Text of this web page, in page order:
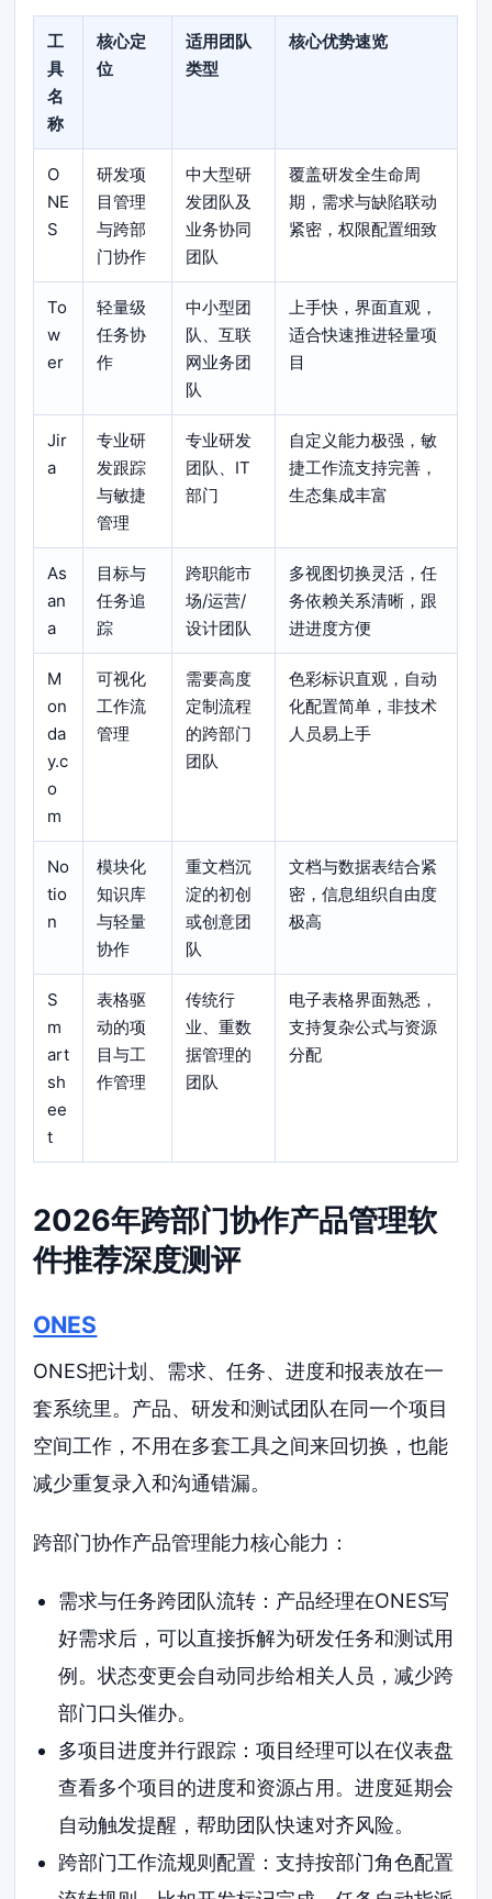
工
具
名
称
核心定
位
适用团队
类型
核心优势速览
O
NE
S
研发项
目管理
与跨部
门协作
中大型研
发团队及
业务协同
团队
覆盖研发全生命周
期，需求与缺陷联动
紧密，权限配置细致
To
w
er
轻量级
任务协
作
中小型团
队、互联
网业务团
队
上手快，界面直观，
适合快速推进轻量项
目
Jir
a
专业研
发跟踪
与敏捷
管理
专业研发
团队、IT
部门
自定义能力极强，敏
捷工作流支持完善，
生态集成丰富
As
an
a
目标与
任务追
踪
跨职能市
场/运营/
设计团队
多视图切换灵活，任
务依赖关系清晰，跟
进进度方便
M
on
da
y.c
o
m
可视化
工作流
管理
需要高度
定制流程
的跨部门
团队
色彩标识直观，自动
化配置简单，非技术
人员易上手
No
tio
n
模块化
知识库
与轻量
协作
重文档沉
淀的初创
或创意团
队
文档与数据表结合紧
密，信息组织自由度
极高
S
m
art
sh
ee
t
表格驱
动的项
目与工
作管理
传统行
业、重数
据管理的
团队
电子表格界面熟悉，
支持复杂公式与资源
分配
2026年跨部门协作产品管理软
件推荐深度测评
ONES
ONES把计划、需求、任务、进度和报表放在一
套系统里。产品、研发和测试团队在同一个项目
空间工作，不用在多套工具之间来回切换，也能
减少重复录入和沟通错漏。
跨部门协作产品管理能力核心能力：
需求与任务跨团队流转：产品经理在ONES写
好需求后，可以直接拆解为研发任务和测试用
例。状态变更会自动同步给相关人员，减少跨
部门口头催办。
多项目进度并行跟踪：项目经理可以在仪表盘
查看多个项目的进度和资源占用。进度延期会
自动触发提醒，帮助团队快速对齐风险。
跨部门工作流规则配置：支持按部门角色配置